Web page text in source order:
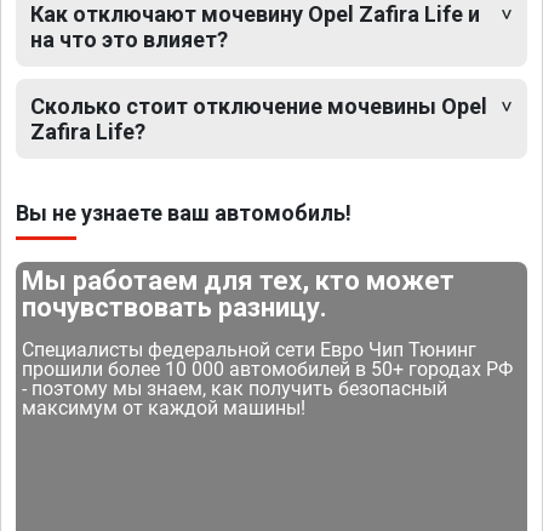
Как отключают мочевину Opel Zafira Life и
на что это влияет?
Сколько стоит отключение мочевины Opel
Zafira Life?
Вы не узнаете ваш автомобиль!
Мы работаем для тех, кто может
почувствовать разницу.
Специалисты федеральной сети Евро Чип Тюнинг
прошили более 10 000 автомобилей в 50+ городах РФ
- поэтому мы знаем, как получить безопасный
максимум от каждой машины!